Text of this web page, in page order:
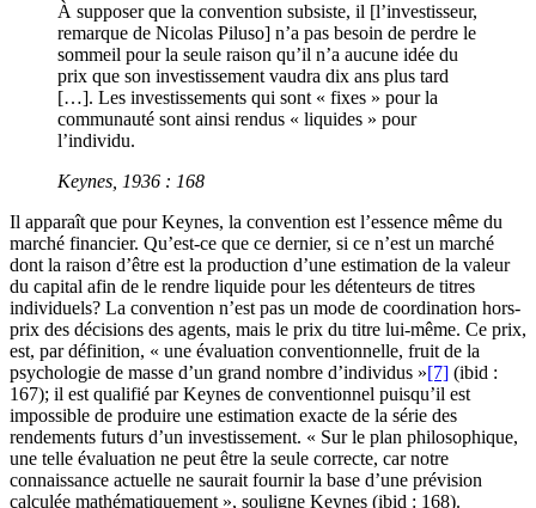
À supposer que la convention subsiste, il [l’investisseur,
remarque de Nicolas Piluso] n’a pas besoin de perdre le
sommeil pour la seule raison qu’il n’a aucune idée du
prix que son investissement vaudra dix ans plus tard
[…]. Les investissements qui sont « fixes » pour la
communauté sont ainsi rendus « liquides » pour
l’individu.
Keynes, 1936 : 168
Il apparaît que pour Keynes, la convention est l’essence même du
marché financier. Qu’est-ce que ce dernier, si ce n’est un marché
dont la raison d’être est la production d’une estimation de la valeur
du capital afin de le rendre liquide pour les détenteurs de titres
individuels? La convention n’est pas un mode de coordination hors-
prix des décisions des agents, mais le prix du titre lui-même. Ce prix,
est, par définition, « une évaluation conventionnelle, fruit de la
psychologie de masse d’un grand nombre d’individus »[7] (ibid :
167); il est qualifié par Keynes de conventionnel puisqu’il est
impossible de produire une estimation exacte de la série des
rendements futurs d’un investissement. « Sur le plan philosophique,
une telle évaluation ne peut être la seule correcte, car notre
connaissance actuelle ne saurait fournir la base d’une prévision
calculée mathématiquement », souligne Keynes (ibid : 168).